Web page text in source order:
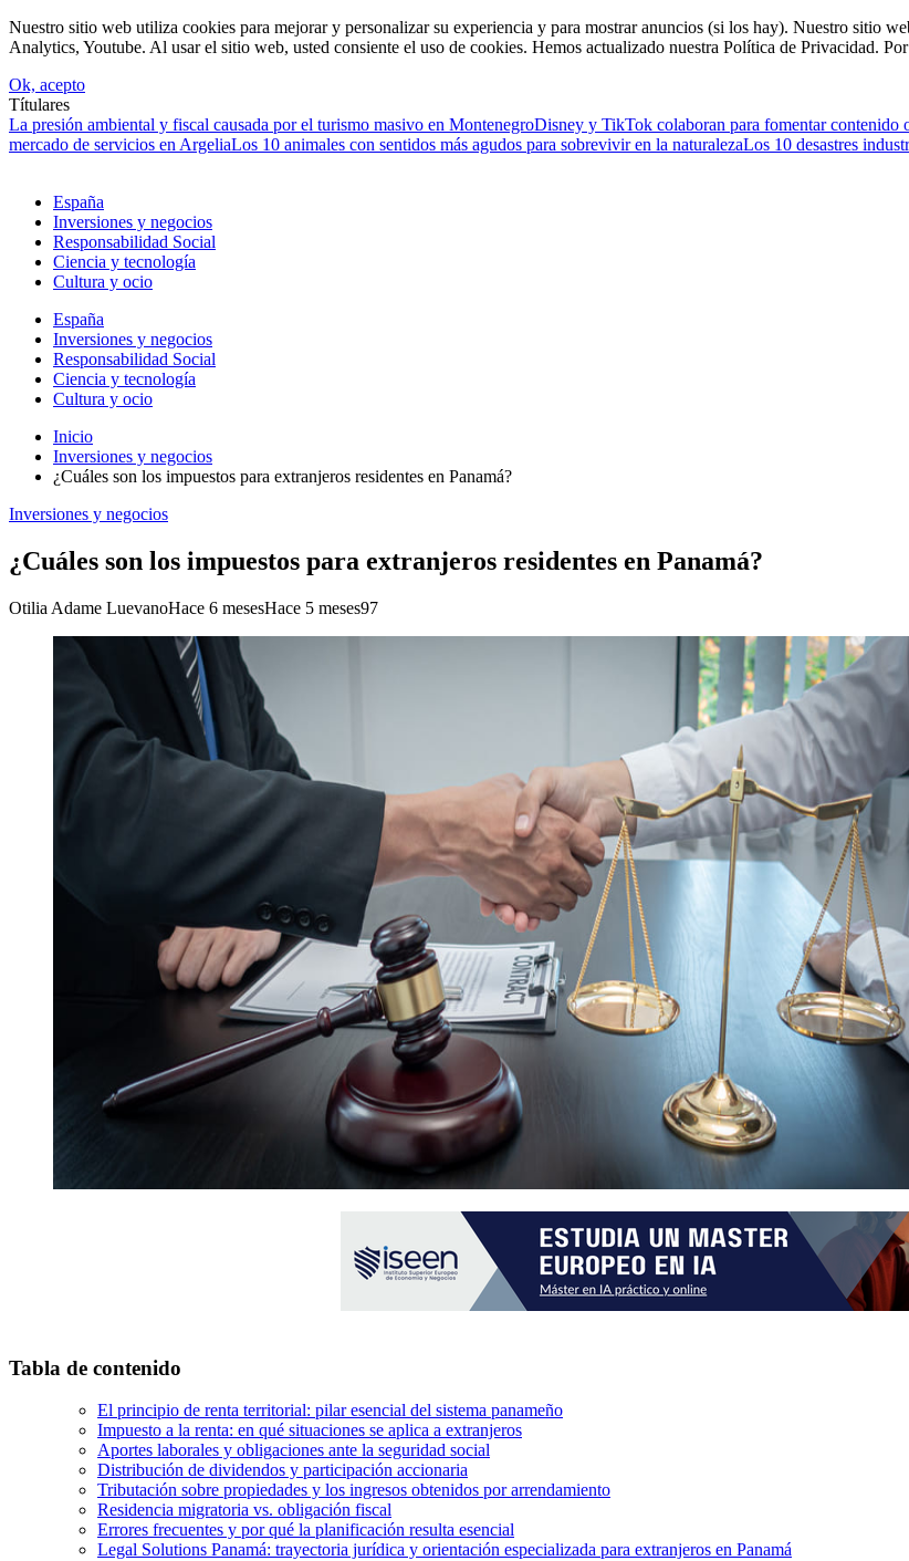
Nuestro sitio web utiliza cookies para mejorar y personalizar su experiencia y para mostrar anuncios (si los hay). Nuestro sitio
Analytics, Youtube. Al usar el sitio web, usted consiente el uso de cookies. Hemos actualizado nuestra Política de Privacidad.
Ok, acepto
Títulares
La presión ambiental y fiscal causada por el turismo masivo en MontenegroDisney y TikTok colaboran para fomentar contenido
mercado de servicios en ArgeliaLos 10 animales con sentidos más agudos para sobrevivir en la naturalezaLos 10 desastres
España
Inversiones y negocios
Responsabilidad Social
Ciencia y tecnología
Cultura y ocio
España
Inversiones y negocios
Responsabilidad Social
Ciencia y tecnología
Cultura y ocio
Inicio
Inversiones y negocios
¿Cuáles son los impuestos para extranjeros residentes en Panamá?
Inversiones y negocios
¿Cuáles son los impuestos para extranjeros residentes en Panamá?
Otilia Adame LuevanoHace 6 mesesHace 5 meses97
Tabla de contenido
El principio de renta territorial: pilar esencial del sistema panameño
Impuesto a la renta: en qué situaciones se aplica a extranjeros
Aportes laborales y obligaciones ante la seguridad social
Distribución de dividendos y participación accionaria
Tributación sobre propiedades y los ingresos obtenidos por arrendamiento
Residencia migratoria vs. obligación fiscal
Errores frecuentes y por qué la planificación resulta esencial
Legal Solutions Panamá: trayectoria jurídica y orientación especializada para extranjeros en Panamá